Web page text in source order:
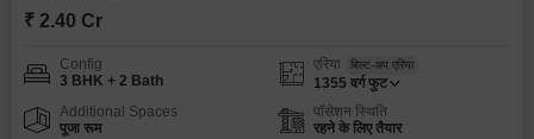
₹ 2.40 Cr
Config
3 BHK + 2 Bath
एरिया बिल्ट-अप एरिया
1355 वर्ग फुट
Additional Spaces
पूजा रूम
पॉसेशन स्थिति
रहने के लिए तैयार